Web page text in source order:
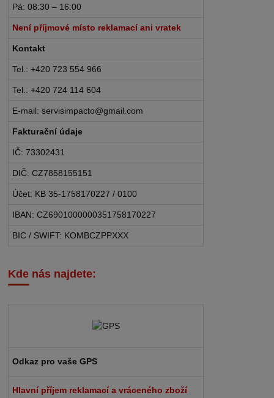
Pá: 08:30 – 16:00
Není příjmové místo reklamací ani vratek
Kontakt
Tel.: +420 723 554 966
Tel.: +420 724 114 604
E-mail: servisimpacto@gmail.com
Fakturační údaje
IČ: 73302431
DIČ: CZ7858155151
Účet: KB 35-1758170227 / 0100
IBAN: CZ6901000000351758170227
BIC / SWIFT: KOMBCZPPXXX
Kde nás najdete:
Odkaz pro vaše GPS
Hlavní příjem reklamací a vráceného zboží